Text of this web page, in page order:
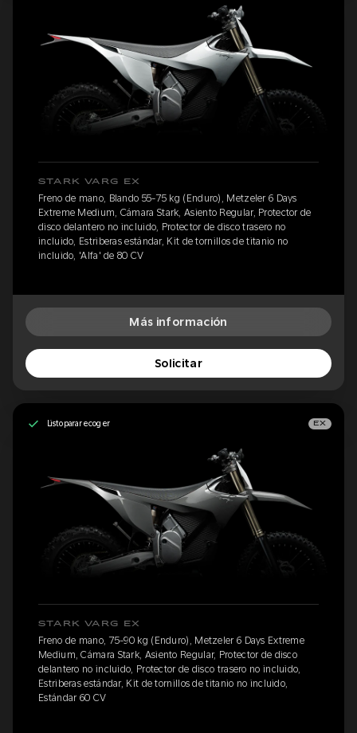
STARK VARG EX
Freno de mano, Blando 55-75 kg (Enduro), Metzeler 6 Days
Extreme Medium, Cámara Stark, Asiento Regular, Protector de
disco delantero no incluido, Protector de disco trasero no
incluido, Estriberas estándar, Kit de tornillos de titanio no
incluido, 'Alfa' de 80 CV
Más información
Solicitar
Listo para recoger EX
STARK VARG EX
Freno de mano, 75-90 kg (Enduro), Metzeler 6 Days Extreme
Medium, Cámara Stark, Asiento Regular, Protector de disco
delantero no incluido, Protector de disco trasero no incluido,
Estriberas estándar, Kit de tornillos de titanio no incluido,
Estándar 60 CV